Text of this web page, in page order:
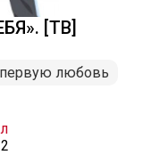
[ТВ]
любовь